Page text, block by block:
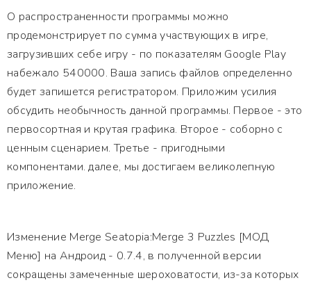
О распространенности программы можно
продемонстрирует по сумма участвующих в игре,
загрузивших себе игру - по показателям Google Play
набежало 540000. Ваша запись файлов определенно
будет запишется регистратором. Приложим усилия
обсудить необычность данной программы. Первое - это
первосортная и крутая графика. Второе - соборно с
ценным сценарием. Третье - пригодными
компонентами. далее, мы достигаем великолепную
приложение.
Изменение Merge Seatopia:Merge 3 Puzzles [МОД
Меню] на Андроид - 0.7.4, в полученной версии
сокращены замеченные шероховатости, из-за которых